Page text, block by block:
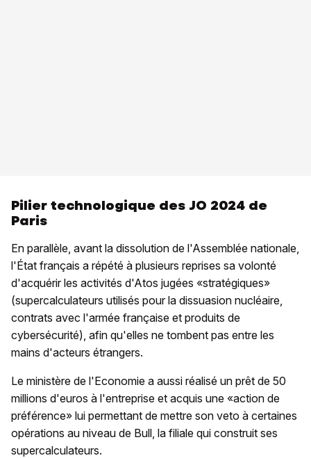
Pilier technologique des JO 2024 de
Paris
En parallèle, avant la dissolution de l'Assemblée nationale,
l'État français a répété à plusieurs reprises sa volonté
d'acquérir les activités d'Atos jugées «stratégiques»
(supercalculateurs utilisés pour la dissuasion nucléaire,
contrats avec l'armée française et produits de
cybersécurité), afin qu'elles ne tombent pas entre les
mains d'acteurs étrangers.
Le ministère de l'Economie a aussi réalisé un prêt de 50
millions d'euros à l'entreprise et acquis une «action de
préférence» lui permettant de mettre son veto à certaines
opérations au niveau de Bull, la filiale qui construit ses
supercalculateurs.